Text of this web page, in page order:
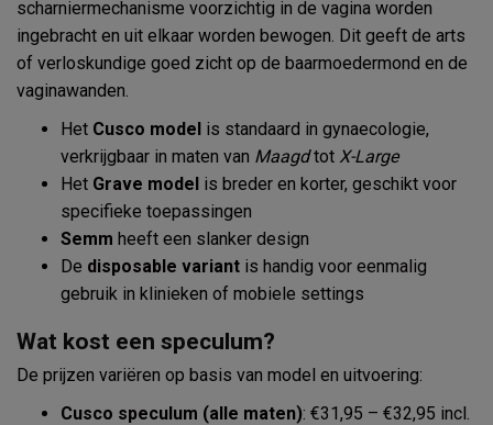
scharniermechanisme voorzichtig in de vagina worden
ingebracht en uit elkaar worden bewogen. Dit geeft de arts
of verloskundige goed zicht op de baarmoedermond en de
vaginawanden.
Het Cusco model is standaard in gynaecologie,
verkrijgbaar in maten van Maagdtot X-Large
Het Grave model is breder en korter, geschikt voor
specifieke toepassingen
Semm heeft een slanker design
De disposable variant is handig voor eenmalig
gebruik in klinieken of mobiele settings
Wat kost een speculum?
De prijzen variëren op basis van model en uitvoering:
Cusco speculum (alle maten): €31,95 – €32,95 incl.